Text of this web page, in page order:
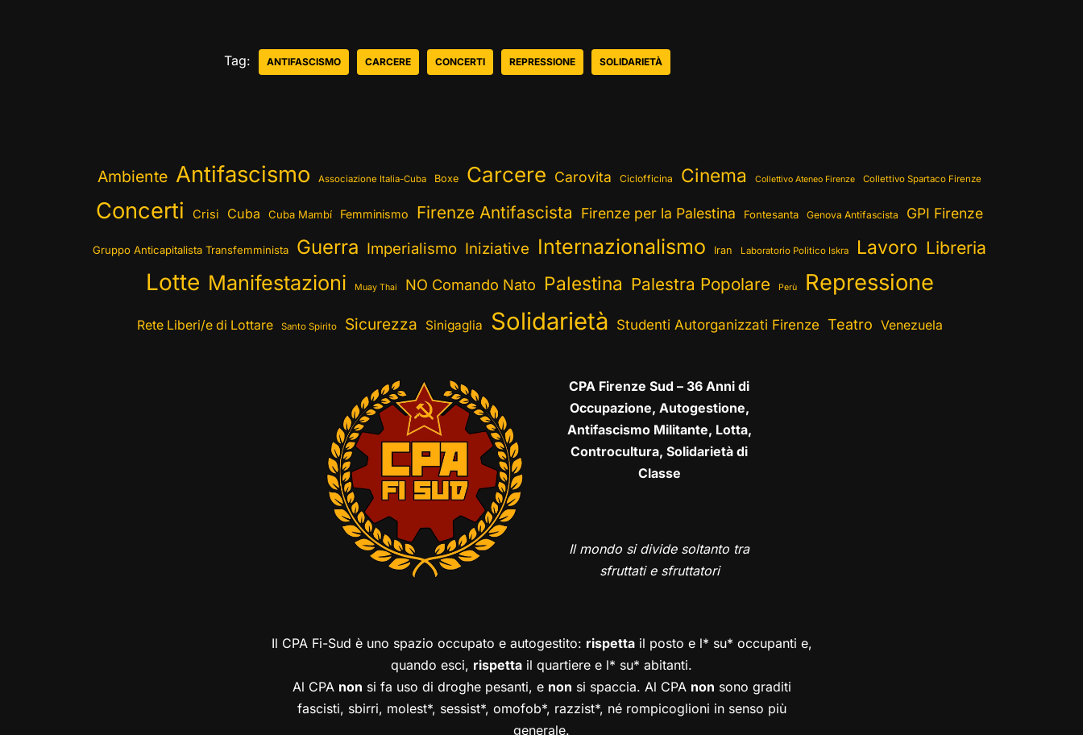
Tag: ANTIFASCISMO CARCERE CONCERTI REPRESSIONE SOLIDARIETÀ
Ambiente Antifascismo Associazione Italia-Cuba Boxe Carcere Carovita Ciclofficina Cinema Collettivo Ateneo Firenze Collettivo Spartaco Firenze
Concerti Crisi Cuba Cuba Mambí Femminismo Firenze Antifascista Firenze per la Palestina Fontesanta Genova Antifascista GPI Firenze
Gruppo Anticapitalista Transfemminista Guerra Imperialismo Iniziative Internazionalismo Iran Laboratorio Politico Iskra Lavoro Libreria
Lotte Manifestazioni Muay Thai NO Comando Nato Palestina Palestra Popolare Perù Repressione
Rete Liberi/e di Lottare Santo Spirito Sicurezza Sinigaglia Solidarietà Studenti Autorganizzati Firenze Teatro Venezuela
CPA Firenze Sud – 36 Anni di
Occupazione, Autogestione,
Antifascismo Militante, Lotta,
Controcultura, Solidarietà di
Classe
Il mondo si divide soltanto tra
sfruttati e sfruttatori
Il CPA Fi-Sud è uno spazio occupato e autogestito: rispettail posto e l* su* occupanti e,
quando esci, rispetta il quartiere e l* su* abitanti.
Al CPA non si fa uso di droghe pesanti, e non si spaccia. Al CPA non sono graditi
fascisti, sbirri, molest*, sessist*, omofob*, razzist*, né rompicoglioni in senso più
generale.